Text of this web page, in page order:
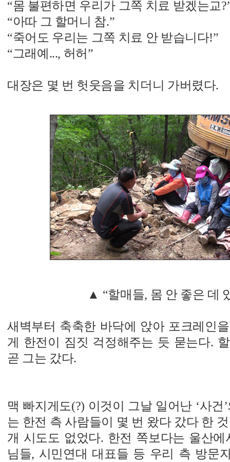
“몸 불편하면 우리가 그쪽 치료 받겠는교
“아따 그 할머니 참.”
“죽어도 우리는 그쪽 치료 안 받습니다!”
“그래예..., 허허”
대장은 몇 번 헛웃음을 치더니 가버렸다.
▲ “할매들, 몸 안 좋은 데
새벽부터 축축한 바닥에 앉아 포크레인
게 한전이 짐짓 걱정해주는 듯 묻는다.
곧 그는 갔다.
맥 빠지게도(?) 이것이 그날 일어난 ‘사건
는 한전 측 사람들이 몇 번 왔다 갔다 한
개 시도도 없었다. 한전 쪽보다는 울산
님들, 시민연대 대표들 등 우리 측 방문